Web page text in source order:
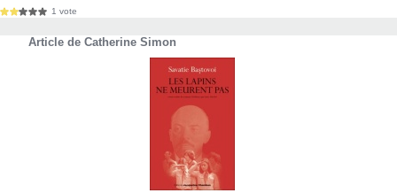
1 vote
Article de Catherine Simon